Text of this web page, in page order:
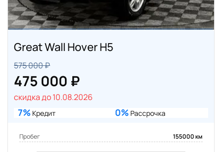
Great Wall Hover H5
575 000 ₽
475 000 ₽
скидка до 10.08.2026
7% Кредит 0% Рассрочка
Пробег 155000 км